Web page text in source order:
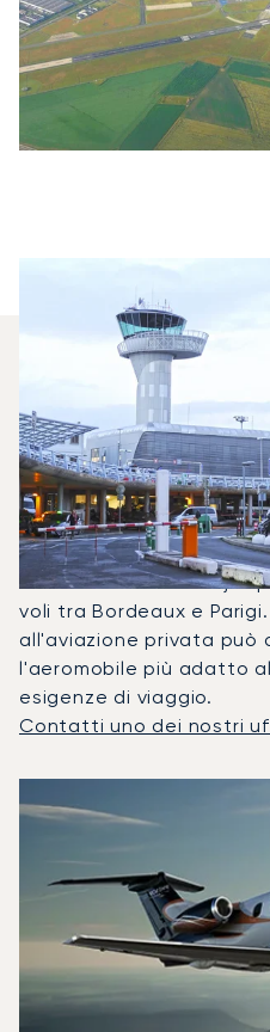
Quali Jet
Nel 2025, il Phenom 100,
Latitude sono stati i jet
voli tra Bordeaux e
all'aviazione privata può
l'aeromobile più adatto
esigenze di viaggio.
Contatti uno dei nostri
Velocità (km/h)